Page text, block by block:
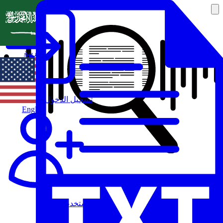
تسجيل الدخول
مستخدم جديد
العربية
English